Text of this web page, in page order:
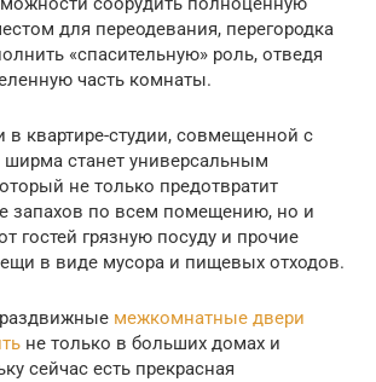
для переодевания, перегородка
«спасительную» роль, отведя
часть комнаты.
квартире-студии, совмещенной с
ширма станет универсальным
не только предотвратит
запахов по всем помещению, но и
гостей грязную посуду и прочие
в виде мусора и пищевых отходов.
межкомнатные двери
не только в больших домах и
сейчас есть прекрасная